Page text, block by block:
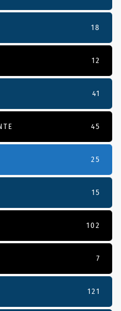
18
12
41
45
25
15
102
7
121